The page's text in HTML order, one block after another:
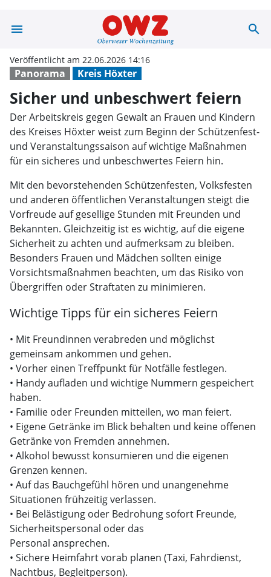
menu Sicher und search
Panorama Kreis Höxter
Veröffentlicht am 22.06.2026 14:16
Sicher und unbeschwert feiern
Der Arbeitskreis gegen Gewalt an Frauen und Kindern
des Kreises Höxter weist zum Beginn der Schützenfest-
und Veranstaltungssaison auf wichtige Maßnahmen
für ein sicheres und unbeschwertes Feiern hin.
Mit den bevorstehenden Schützenfesten, Volksfesten
und anderen öffentlichen Veranstaltungen steigt die
Vorfreude auf gesellige Stunden mit Freunden und
Bekannten. Gleichzeitig ist es wichtig, auf die eigene
Sicherheit zu achten und aufmerksam zu bleiben.
Besonders Frauen und Mädchen sollten einige
Vorsichtsmaßnahmen beachten, um das Risiko von
Übergriffen oder Straftaten zu minimieren.
Wichtige Tipps für ein sicheres Feiern
• Mit Freundinnen verabreden und möglichst
gemeinsam ankommen und gehen.
• Vorher einen Treffpunkt für Notfälle festlegen.
• Handy aufladen und wichtige Nummern gespeichert
haben.
• Familie oder Freunden mitteilen, wo man feiert.
• Eigene Getränke im Blick behalten und keine offenen
Getränke von Fremden annehmen.
• Alkohol bewusst konsumieren und die eigenen
Grenzen kennen.
• Auf das Bauchgefühl hören und unangenehme
Situationen frühzeitig verlassen.
• Bei Belästigung oder Bedrohung sofort Freunde,
Sicherheitspersonal oder das
Personal ansprechen.
• Sichere Heimfahrt vorab planen (Taxi, Fahrdienst,
Nachtbus, Begleitperson).